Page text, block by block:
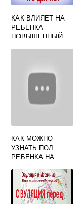
КАК ВЛИЯЕТ НА
РЕБЕНКА
ПОВЫШЕННЫЙ
КАК МОЖНО
УЗНАТЬ ПОЛ
РЕБЕНКА НА
БЕРЕМЕННОСТИ